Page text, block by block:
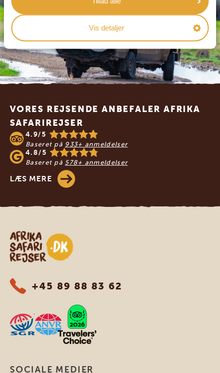
Vis detaljer
Footer
VORES REJSENDE ANBEFALER AFRIKA
SAFARIREJSER
4.9/5
Baseret på 933+ anmeldelser
4.8/5
Baseret på 578+ anmeldelser
LÆS MERE
Safari-rejser i Afrika
+45 89 88 83 62
SOCIALE MEDIER